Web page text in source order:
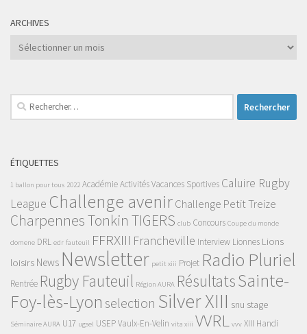
ARCHIVES
Archives
Rechercher :
ÉTIQUETTES
1 ballon pour tous 2022 AcadémieActivités Vacances Sportives Caluire Rugby
League Challenge avenirChallenge Petit Treize
Charpennes Tonkin TIGERS club Concours Coupe du monde
domene DRL edr fauteuil FFRXIII Francheville Interview Lionnes Lions
loisirs News Newsletter petit xiii Projet Radio Pluriel
Rentrée Rugby Fauteuil Région AURA RésultatsSainte-
Foy-lès-Lyon selection Silver XIII snu stage
Séminaire AURA U17 ugsel USEPVaulx-En-Velin vita xiii VVRL vvv XIII Handi